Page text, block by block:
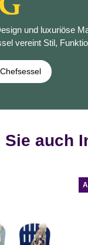
und luxuriöse
vereint Stil,
Sie auch